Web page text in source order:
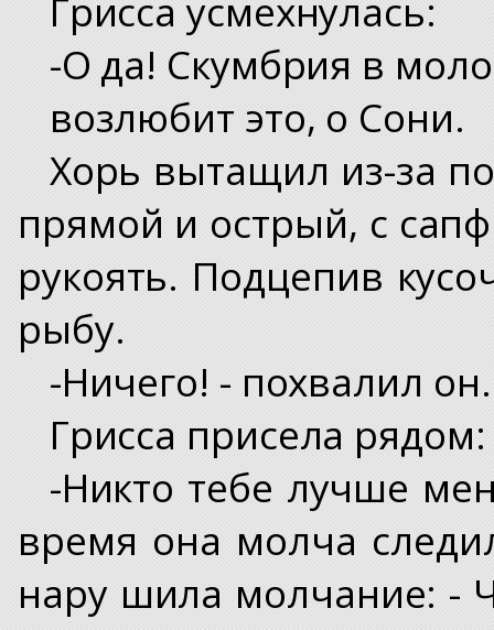
-О да! Скумбрия в
возлюбит это, о Сони.
Хорь вытащил из-за
прямой и острый, с
рукоять. Подцепив
рыбу.
-Ничего! - похвалил
Грисса присела рядом:
-Никто тебе лучше
время она молча
нару шила молчание: -